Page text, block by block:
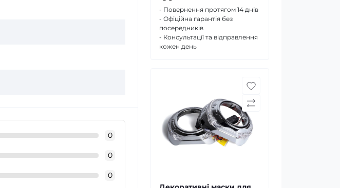
0
0
0
- Повернення протягом 14 днів
- Офіційна гарантія без
посередників
- Консультації та відправлення
кожен день